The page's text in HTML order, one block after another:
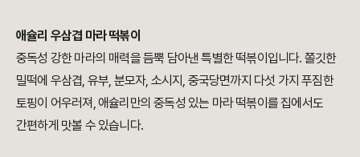
애슐리 우삼겹 마라 떡볶이
중독성 강한 마라의 매력을 듬뿍 담아낸 특별한 떡볶이입니다. 쫄깃한
밀떡에 우삼겹, 유부, 분모자, 소시지, 중국당면까지 다섯 가지 푸짐한
토핑이 어우러져, 애슐리만의 중독성 있는 마라 떡볶이를 집에서도
간편하게 맛볼 수 있습니다.